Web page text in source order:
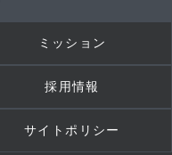
ミッション
採用情報
サイトポリシー